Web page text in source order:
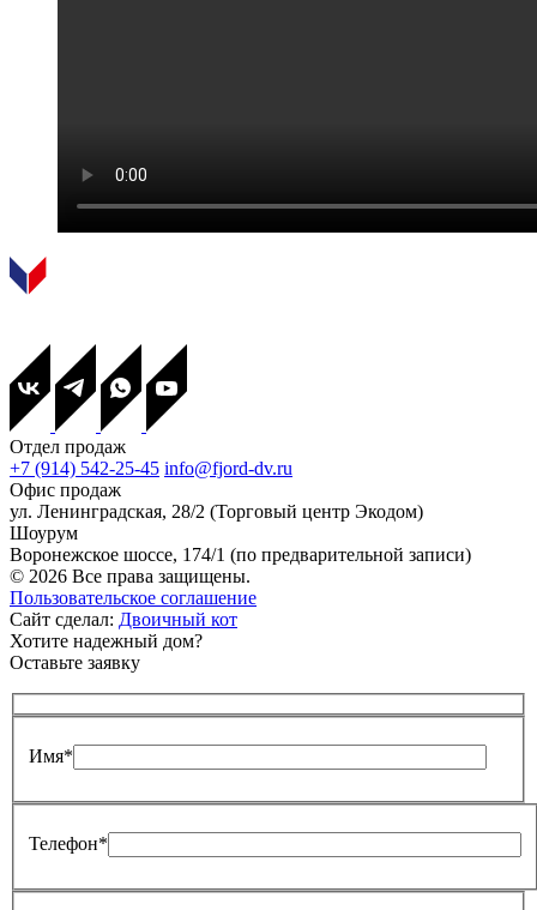
Отдел продаж
+7 (914) 542-25-45 info@fjord-dv.ru
Офис продаж
ул. Ленинградская, 28/2 (Торговый центр Экодом)
Шоурум
Воронежское шоссе, 174/1 (по предварительной записи)
© 2026 Все права защищены.
Пользовательское соглашение
Сайт сделал: Двоичный кот
Хотите надежный дом?
Оставьте заявку
Имя*
Телефон*